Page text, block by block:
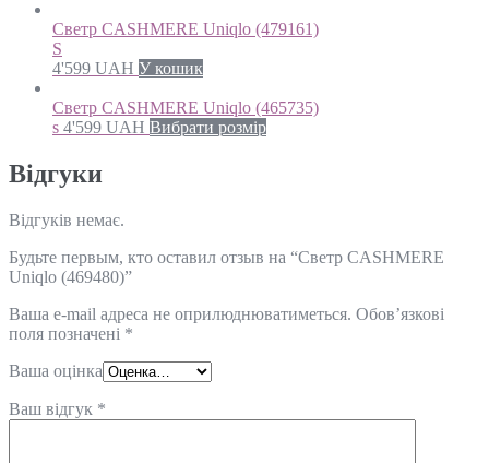
Светр CASHMERE Uniqlo (479161)
S
4'599 UAH У кошик
Светр CASHMERE Uniqlo (465735)
s 4'599 UAH Вибрати розмір
Відгуки
Відгуків немає.
Будьте первым, кто оставил отзыв на “Светр CASHMERE
Uniqlo (469480)”
Ваша e-mail адреса не оприлюднюватиметься. Обов’язкові
поля позначені *
Ваша оцінка
Ваш відгук *